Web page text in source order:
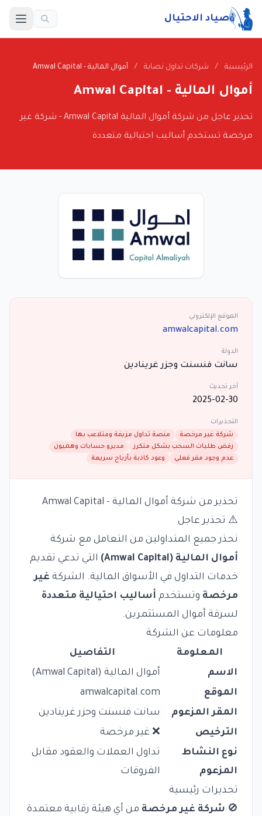
صياد الاحتيال
الرئيسية / شركات تداول نصابة / أموال المالية - Amwal Capital
أموال المالية - Amwal Capital
تحذير عاجل من شركة أموال المالية Amwal Capital - شركة غير
مرخصة تستخدم أساليب احتيالية متعددة
الموقع الإلكتروني
amwalcapital.com
الدولة
سانت فنسنت وجزر غرينادين
آخر تحديث
2025-02-30
التحذيرات
شركة غير مرخصة
منصة تداول مزيفة ومتلاعب بها
رفض طلبات السحب بشكل متكرر
مديرو حسابات وهميون
عدم وجود مقر فعلي
وعود كاذبة بأرباح سريعة
تحذير من شركة أموال المالية - Amwal Capital
⚠️ تحذير عاجل
نحذر جميع المتداولين من التعامل مع شركة
أموال المالية (Amwal Capital)
التي تدعي تقديم
خدمات التداول في الأسواق المالية. الشركة غير
مرخصة وتستخدم أساليب احتيالية متعددة
لسرقة أموال المستثمرين.
معلومات عن الشركة
المعلومة
التفاصيل
الاسم
أموال المالية (Amwal Capital)
الموقع
amwalcapital.com
المقر المزعوم
سانت فنسنت وجزر غرينادين
الترخيص
❌ غير مرخصة
نوع النشاط
المزعوم
تداول العملات والعقود مقابل
الفروقات
تحذيرات رئيسية
🚫 شركة غير مرخصة من أي هيئة رقابية معتمدة